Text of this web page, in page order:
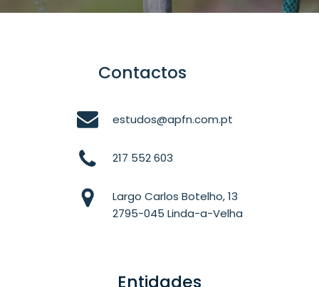
Contactos
estudos@apfn.com.pt
217 552 603
Largo Carlos Botelho, 13
2795-045 Linda-a-Velha
Entidades